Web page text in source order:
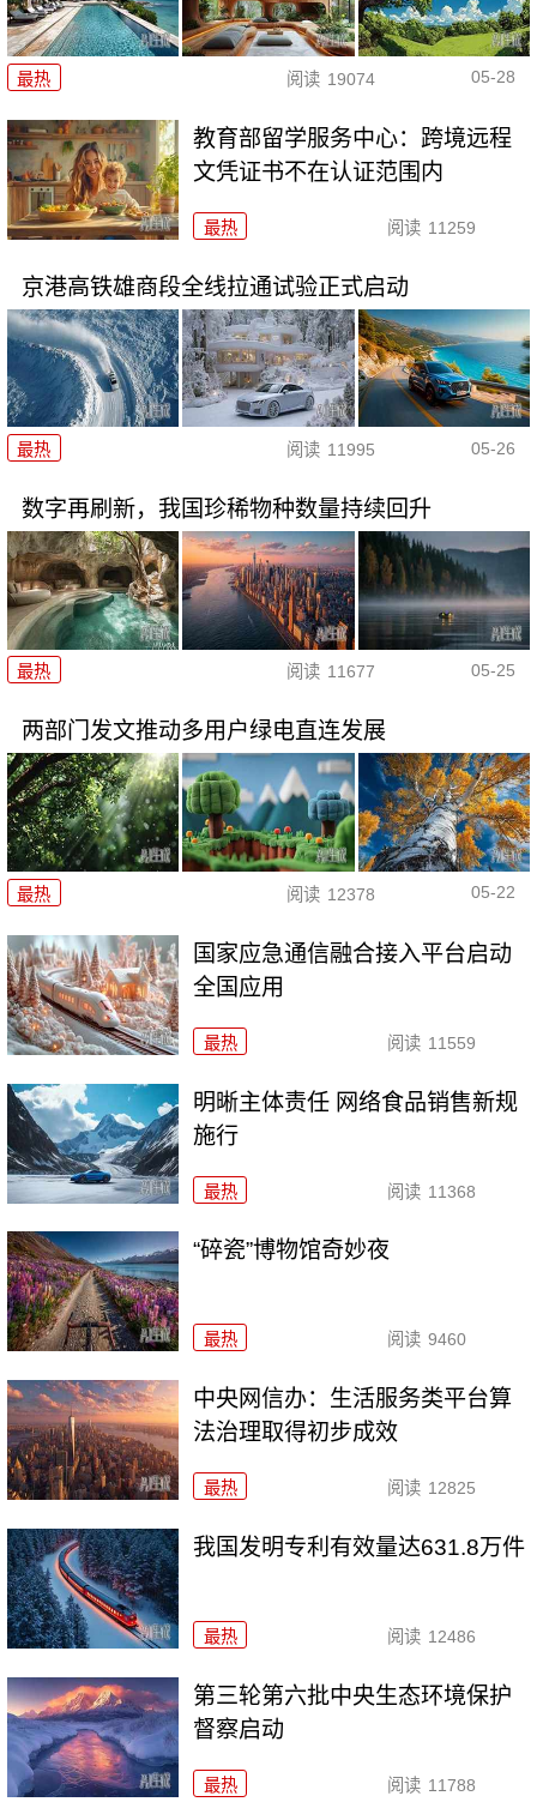
最热 阅读 19074 05-28
教育部留学服务中心：跨境远程
文凭证书不在认证范围内
最热 阅读 11259
京港高铁雄商段全线拉通试验正式启动
最热 阅读 11995 05-26
数字再刷新，我国珍稀物种数量持续回升
最热 阅读 11677 05-25
两部门发文推动多用户绿电直连发展
最热 阅读 12378 05-22
国家应急通信融合接入平台启动
全国应用
最热 阅读 11559
明晰主体责任 网络食品销售新规
施行
最热 阅读 11368
“碎瓷”博物馆奇妙夜
最热 阅读 9460
中央网信办：生活服务类平台算
法治理取得初步成效
最热 阅读 12825
我国发明专利有效量达631.8万件
最热 阅读 12486
第三轮第六批中央生态环境保护
督察启动
最热 阅读 11788